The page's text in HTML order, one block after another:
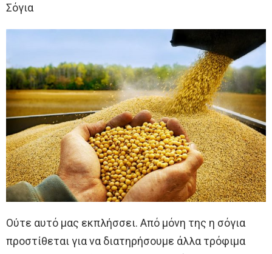
Σόγια
Ούτε αυτό μας εκπλήσσει. Από μόνη της η σόγια
προστίθεται για να διατηρήσουμε άλλα τρόφιμα